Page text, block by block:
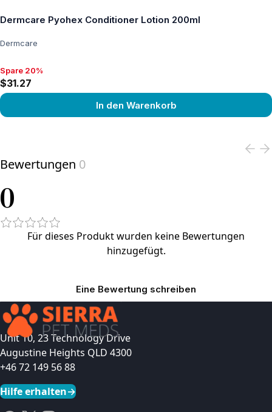
Dermcare Pyohex Conditioner Lotion 200ml
Dermcare
Spare 20%, $31.27
Spare 20%
$31.27
In den Warenkorb
Bewertungen 0
0
Für dieses Produkt wurden keine Bewertungen
hinzugefügt.
Eine Bewertung schreiben
Unit 10, 23 Technology Drive
Augustine Heights QLD 4300
+46 72 149 56 88
Hilfe erhalten→